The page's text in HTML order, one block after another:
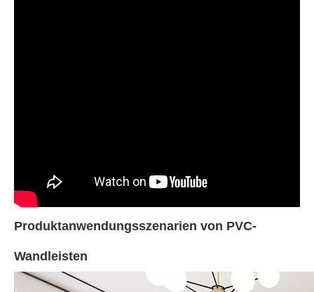
Produktanwendungsszenarien von PVC-
Wandleisten